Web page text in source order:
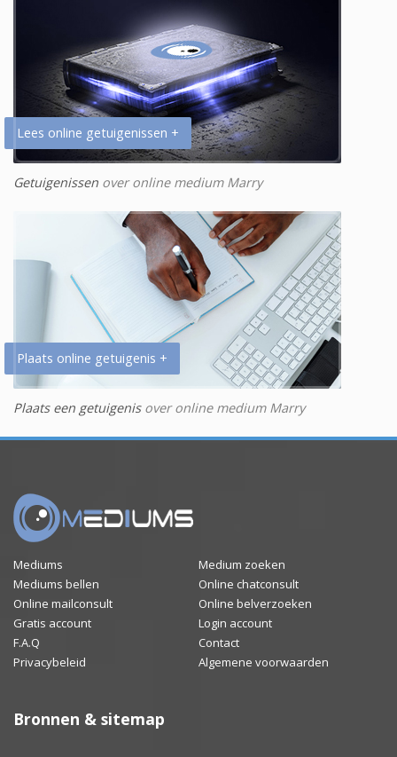
Lees online getuigenissen +
Getuigenissen over online medium Marry
Plaats online getuigenis +
Plaats een getuigenisover online medium Marry
Mediums
Medium zoeken
Mediums bellen
Online chatconsult
Online mailconsult
Online belverzoeken
Gratis account
Login account
F.A.Q
Contact
Privacybeleid
Algemene voorwaarden
Bronnen & sitemap